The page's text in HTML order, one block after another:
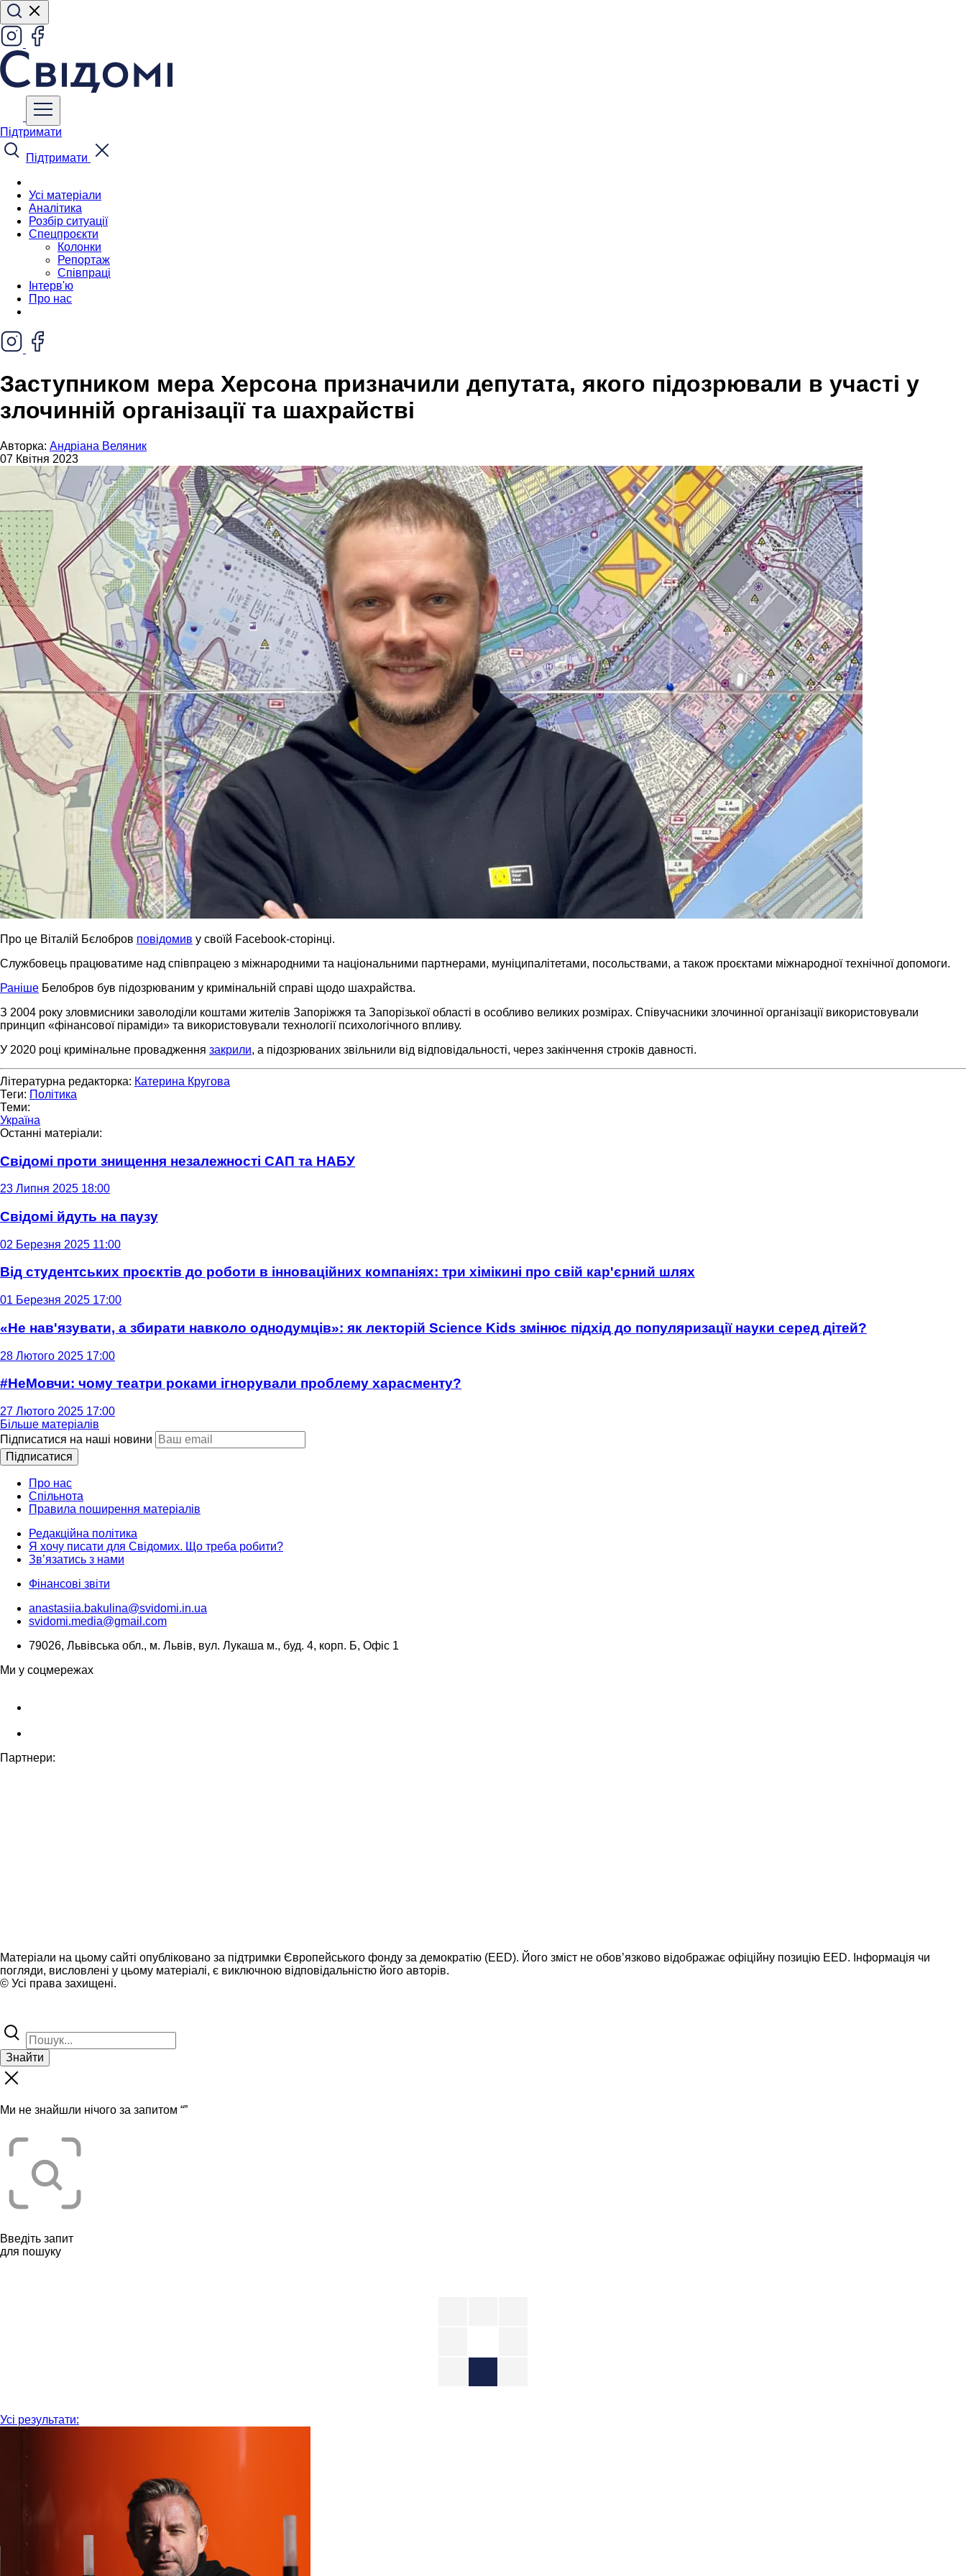
Підтримати
Підтримати
Усі матеріали
Аналітика
Розбір ситуації
Спецпроєкти
Колонки
Репортаж
Співпраці
Інтерв'ю
Про нас
Заступником мера Херсона призначили депутата, якого підозрювали в участі у
злочинній організації та шахрайстві
Авторка: Андріана Веляник
07 Квітня 2023
Про це Віталій Бєлобров повідомив у своїй Facebook-сторінці.
Службовець працюватиме над співпрацею з міжнародними та національними партнерами, муніципалітетами, посольствами, а також проєктами міжнародної технічної допомоги.
Раніше Белобров був підозрюваним у кримінальній справі щодо шахрайства.
З 2004 року зловмисники заволоділи коштами жителів Запоріжжя та Запорізької області в особливо великих розмірах. Співучасники злочинної організації використовували
принцип «фінансової піраміди» та використовували технології психологічного впливу.
У 2020 році кримінальне провадження закрили, а підозрюваних звільнили від відповідальності, через закінчення строків давності.
Літературна редакторка: Катерина Кругова
Теги: Політика
Теми:
Україна
Останні матеріали:
Свідомі проти знищення незалежності САП та НАБУ
23 Липня 2025 18:00
Свідомі йдуть на паузу
02 Березня 2025 11:00
Від студентських проєктів до роботи в інноваційних компаніях: три хімікині про свій кар'єрний шлях
01 Березня 2025 17:00
«Не нав'язувати, а збирати навколо однодумців»: як лекторій Science Kids змінює підхід до популяризації науки серед дітей?
28 Лютого 2025 17:00
#НеМовчи: чому театри роками ігнорували проблему харасменту?
27 Лютого 2025 17:00
Більше матеріалів
Підписатися на наші новини
Підписатися
Про нас
Спільнота
Правила поширення матеріалів
Редакційна політика
Я хочу писати для Свідомих. Що треба робити?
Зв’язатись з нами
Фінансові звіти
anastasiia.bakulina@svidomi.in.ua
svidomi.media@gmail.com
79026, Львівська обл., м. Львів, вул. Лукаша м., буд. 4, корп. Б, Офіс 1
Ми у соцмережах
Партнери:
Матеріали на цьому сайті опубліковано за підтримки Європейського фонду за демократію (EED). Його зміст не обов’язково відображає офіційну позицію EED. Інформація чи
погляди, висловлені у цьому матеріалі, є виключною відповідальністю його авторів.
© Усі права захищені.
Знайти
Ми не знайшли нічого за запитом “”
Введіть запит
для пошуку
Усі результати: